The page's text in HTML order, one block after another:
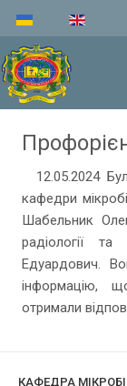
12.05.2024
кафедри
Шабельник
радіології
Едуардович.
інформацію,
отримали
КАФЕДРА